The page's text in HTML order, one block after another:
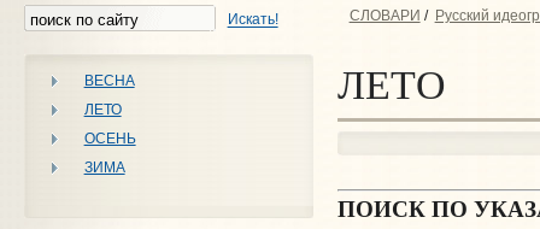
Искать!
ВЕСНА
ЛЕТО
ОСЕНЬ
ЗИМА
СЛОВАРИ / Русский
ЛЕТО
ПОИСК ПО